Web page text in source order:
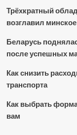
Трёхкратный
возглавил
Беларусь
после успешных
Как снизить
транспорта
Как выбрать
вам